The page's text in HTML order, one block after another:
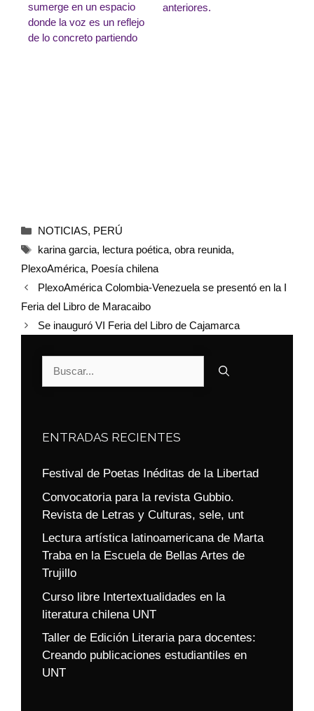
sumerge en un espacio
donde la voz es un reflejo
de lo concreto partiendo
anteriores.
NOTICIAS, PERÚ
karina garcia, lectura poética, obra reunida,
PlexoAmérica, Poesía chilena
PlexoAmérica Colombia-Venezuela se presentó en la I
Feria del Libro de Maracaibo
Se inauguró VI Feria del Libro de Cajamarca
ENTRADAS RECIENTES
Festival de Poetas Inéditas de la Libertad
Convocatoria para la revista Gubbio.
Revista de Letras y Culturas, sele, unt
Lectura artística latinoamericana de Marta
Traba en la Escuela de Bellas Artes de
Trujillo
Curso libre Intertextualidades en la
literatura chilena UNT
Taller de Edición Literaria para docentes:
Creando publicaciones estudiantiles en
UNT